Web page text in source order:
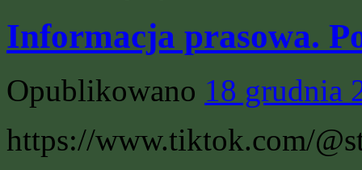
Informacja prasowa.
Opublikowano 18 grudnia
https://www.tiktok.com/